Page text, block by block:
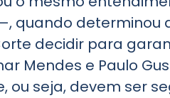
—, quando
decidir para
Mendes e Paulo
ou seja, devem ser